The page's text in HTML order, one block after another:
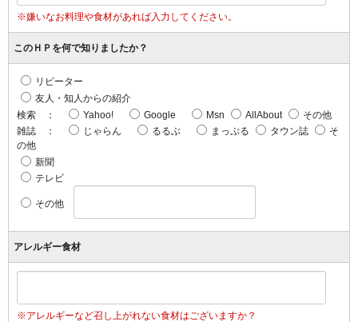
※嫌いなお料理や食材があれば入力してください。
このＨＰを何で知りましたか？
リピーター
友人・知人からの紹介
検索 ：
Yahoo! Google Msn AllAbout
その他
雑誌 ：
じゃらん るるぶ まっぷる タウン誌
そ
の他
新聞
テレビ
その他
アレルギー食材
※アレルギーなど召し上がれない食材はございますか？